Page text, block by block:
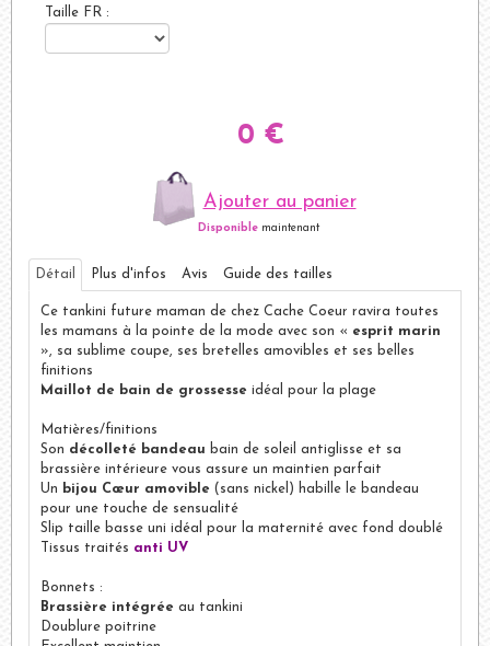
Taille FR :
0 €
Ajouter au panier
Disponible maintenant
Détail Plus d'infos Avis Guide des tailles
Ce tankini future maman de chez Cache Coeur ravira toutes
les mamans à la pointe de la mode avec son « esprit marin
», sa sublime coupe, ses bretelles amovibles et ses belles
finitions
Maillot de bain de grossesse idéal pour la plage
Matières/finitions
Son décolleté bandeau bain de soleil antiglisse et sa
brassière intérieure vous assure un maintien parfait
Un bijou Cœur amovible (sans nickel) habille le bandeau
pour une touche de sensualité
Slip taille basse uni idéal pour la maternité avec fond doublé
Tissus traités anti UV
Bonnets :
Brassière intégrée au tankini
Doublure poitrine